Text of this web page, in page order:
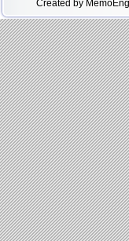
Created by